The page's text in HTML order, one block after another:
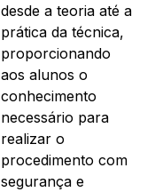
desde a teoria até a
prática da técnica,
proporcionando
aos alunos o
conhecimento
necessário para
realizar o
procedimento com
segurança e